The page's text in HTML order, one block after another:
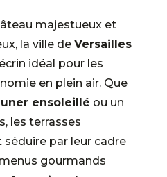
majestueux et
la ville de Versailles
idéal pour les
en plein air. Que
ensoleillé ou un
les terrasses
par leur cadre
gourmands